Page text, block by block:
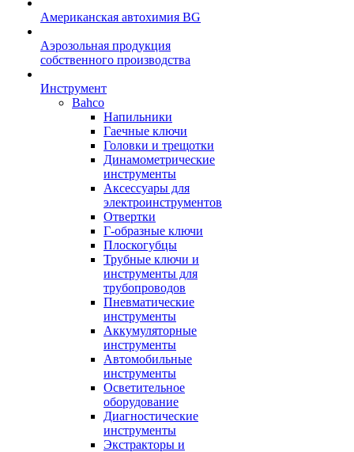
Американская автохимия BG
Аэрозольная продукция
собственного производства
Инструмент
Bahco
Напильники
Гаечные ключи
Головки и трещотки
Динамометрические
инструменты
Аксессуары для
электроинструментов
Отвертки
Г-образные ключи
Плоскогубцы
Трубные ключи и
инструменты для
трубопроводов
Пневматические
инструменты
Аккумуляторные
инструменты
Автомобильные
инструменты
Осветительное
оборудование
Диагностические
инструменты
Экстракторы и